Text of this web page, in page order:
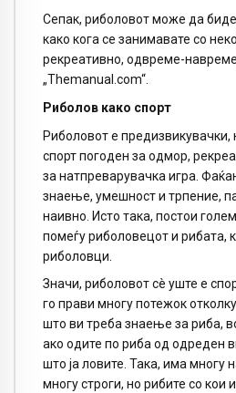
Сепак, риболовот може да биде
како кога се занимавате со
рекреативно, одвреме-
„Themanual.com“.
Риболов како спорт
Риболовот е предизвикувачки,
спорт погоден за одмор,
за натпреварувачка игра.
знаење, умешност и трпение,
наивно. Исто така, постои
помеѓу риболовецот и рибата,
риболовци.
Значи, риболовот сè уште е
го прави многу потежок
што ви треба знаење за риба,
ако одите по риба од одреден
што ја ловите. Така, има многу
многу строги, но рибите со кои